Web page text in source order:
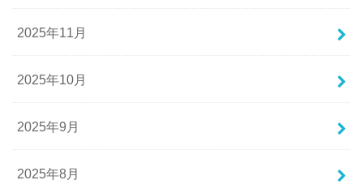
2025年11月
2025年10月
2025年9月
2025年8月